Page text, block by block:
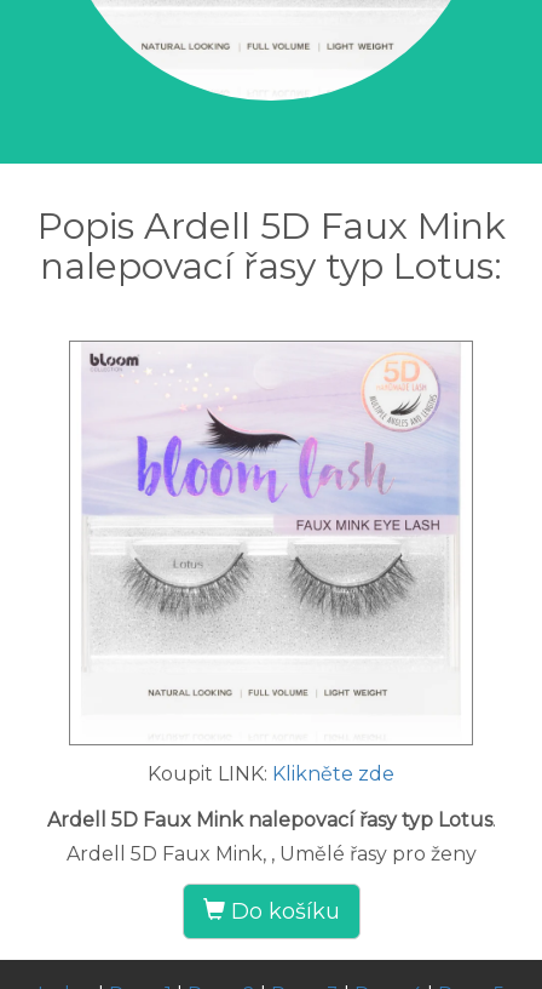
Popis Ardell 5D Faux Mink
nalepovací řasy typ Lotus:
Koupit LINK: Klikněte zde
Ardell 5D Faux Mink nalepovací řasy typ Lotus.
Ardell 5D Faux Mink, , Umělé řasy pro ženy
Do košíku